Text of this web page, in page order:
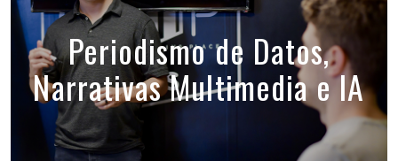
Periodismo de Datos,
Narrativas Multimedia e IA